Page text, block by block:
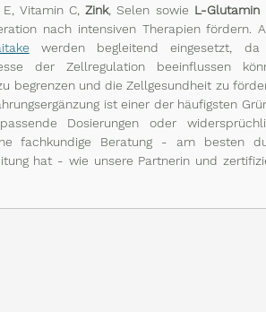
Vitamin C, Zink, Selen sowie L-Glutamin
nach intensiven Therapien fördern.
werden begleitend eingesetzt, da
der Zellregulation beeinflussen
begrenzen und die Zellgesundheit zu
ist einer der häufigsten
Dosierungen oder
fachkundige Beratung - am besten
hat - wie unsere Partnerin und